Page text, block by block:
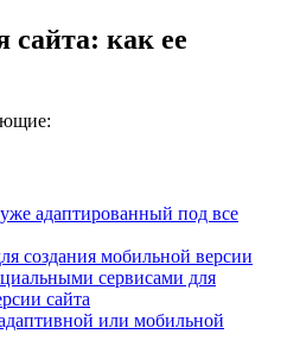
сайта: как ее
адаптированный под все
создания мобильной версии
сервисами для
сайта
адаптивной или мобильной